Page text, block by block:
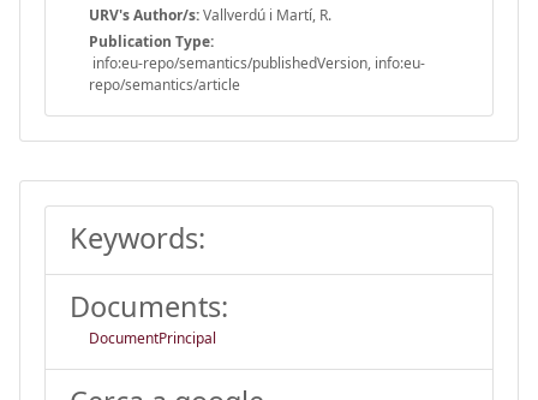
URV's Author/s:Vallverdú i Martí, R.
Publication Type:
info:eu-repo/semantics/publishedVersion, info:eu-
repo/semantics/article
Keywords:
Documents:
DocumentPrincipal